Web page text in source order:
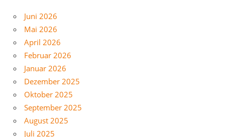
Juni 2026
Mai 2026
April 2026
Februar 2026
Januar 2026
Dezember 2025
Oktober 2025
September 2025
August 2025
Juli 2025